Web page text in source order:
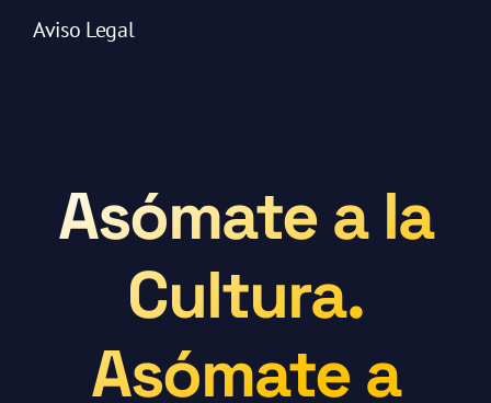
Aviso Legal
Asómate a la
Cultura.
Asómate a